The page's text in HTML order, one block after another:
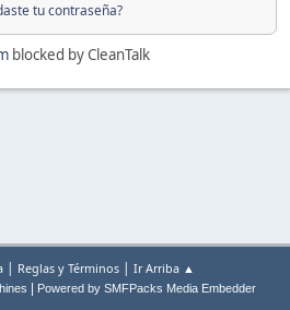
tu contraseña?
blocked by CleanTalk
| Reglas y Términos | Ir Arriba ▲
Powered by SMFPacks Media Embedder